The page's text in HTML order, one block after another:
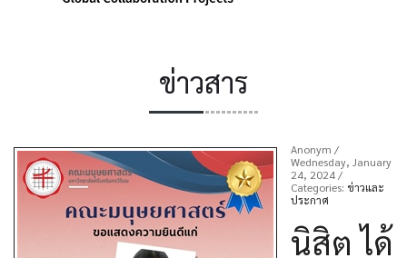
ข่าวสาร
Anonym /
Wednesday, January
24, 2024/
Categories: ข่าวและ
ประกาศ
นิสิต ได้